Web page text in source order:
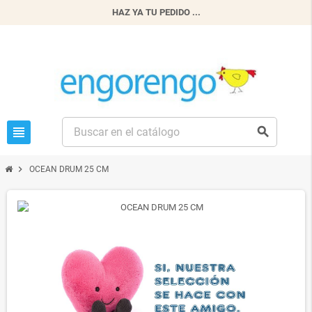
HAZ YA TU PEDIDO ...
view_headline search
chevron_right OCEAN DRUM 25 CM